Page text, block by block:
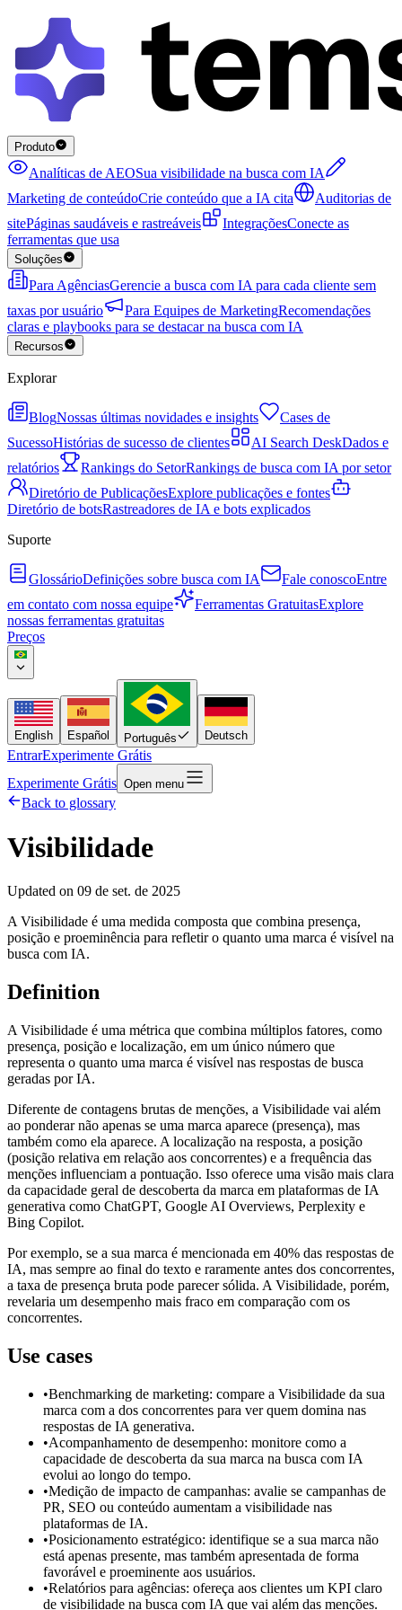
Produto
Analíticas de AEOSua visibilidade na busca com IA
Marketing de conteúdoCrie conteúdo que a IA cita
Auditorias de
sitePáginas saudáveis e rastreáveis IntegraçõesConecte as
ferramentas que usa
Soluções
Para AgênciasGerencie a busca com IA para cada cliente sem
taxas por usuário
Para Equipes de MarketingRecomendações
claras e playbooks para se destacar na busca com IA
Recursos
Explorar
BlogNossas últimas novidades e insights
Cases de
SucessoHistórias de sucesso de clientes AI Search DeskDados e
relatórios
Rankings do SetorRankings de busca com IA por setor
Diretório de PublicaçõesExplore publicações e fontes
Diretório de botsRastreadores de IA e bots explicados
Suporte
GlossárioDefinições sobre busca com IA Fale conoscoEntre
em contato com nossa equipe
Ferramentas GratuitasExplore
nossas ferramentas gratuitas
Preços
English Español Português Deutsch
EntrarExperimente Grátis
Experimente Grátis Open menu
Back to glossary
Visibilidade
Updated on 09 de set. de 2025
A Visibilidade é uma medida composta que combina presença,
posição e proeminência para refletir o quanto uma marca é visível na
busca com IA.
Definition
A Visibilidade é uma métrica que combina múltiplos fatores, como
presença, posição e localização, em um único número que
representa o quanto uma marca é visível nas respostas de busca
geradas por IA.
Diferente de contagens brutas de menções, a Visibilidade vai além
ao ponderar não apenas se uma marca aparece (presença), mas
também como ela aparece. A localização na resposta, a posição
(posição relativa em relação aos concorrentes) e a frequência das
menções influenciam a pontuação. Isso oferece uma visão mais clara
da capacidade geral de descoberta da marca em plataformas de IA
generativa como ChatGPT, Google AI Overviews, Perplexity e
Bing Copilot.
Por exemplo, se a sua marca é mencionada em 40% das respostas de
IA, mas sempre ao final do texto e raramente antes dos concorrentes,
a taxa de presença bruta pode parecer sólida. A Visibilidade, porém,
revelaria um desempenho mais fraco em comparação com os
concorrentes.
Use cases
•Benchmarking de marketing: compare a Visibilidade da sua
marca com a dos concorrentes para ver quem domina nas
respostas de IA generativa.
•Acompanhamento de desempenho: monitore como a
capacidade de descoberta da sua marca na busca com IA
evolui ao longo do tempo.
•Medição de impacto de campanhas: avalie se campanhas de
PR, SEO ou conteúdo aumentam a visibilidade nas
plataformas de IA.
•Posicionamento estratégico: identifique se a sua marca não
está apenas presente, mas também apresentada de forma
favorável e proeminente aos usuários.
•Relatórios para agências: ofereça aos clientes um KPI claro
de visibilidade na busca com IA que vai além das menções.